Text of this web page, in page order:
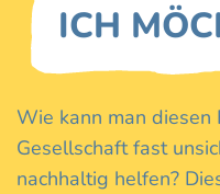
ICH
Wie kann man diesen
Gesellschaft fast
nachhaltig helfen?